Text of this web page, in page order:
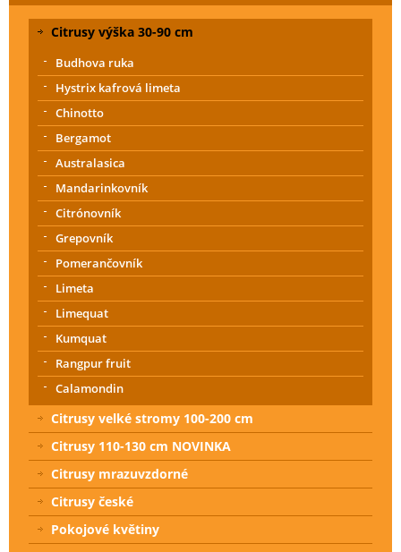
Citrusy výška 30-90 cm
Budhova ruka
Hystrix kafrová limeta
Chinotto
Bergamot
Australasica
Mandarinkovník
Citrónovník
Grepovník
Pomerančovník
Limeta
Limequat
Kumquat
Rangpur fruit
Calamondin
Citrusy velké stromy 100-200 cm
Citrusy 110-130 cm NOVINKA
Citrusy mrazuvzdorné
Citrusy české
Pokojové květiny